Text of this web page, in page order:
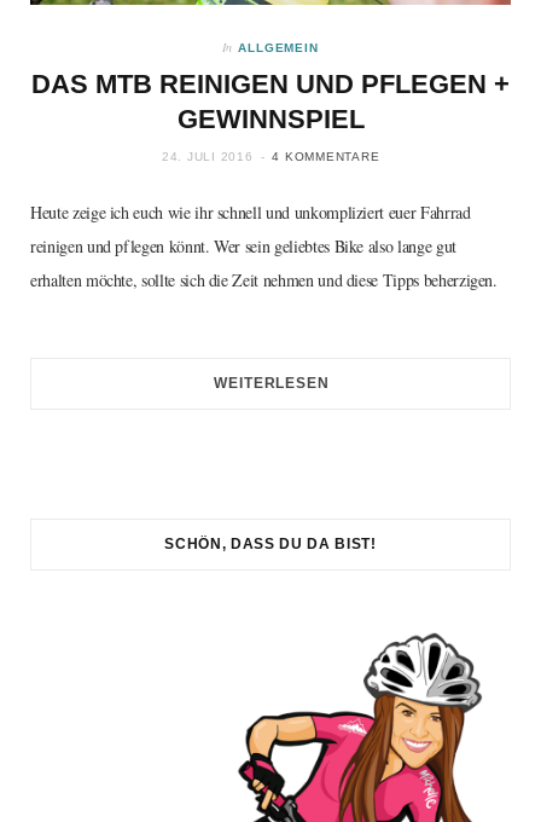
In ALLGEMEIN
DAS MTB REINIGEN UND PFLEGEN +
GEWINNSPIEL
24. JULI 2016 4 KOMMENTARE
Heute zeige ich euch wie ihr schnell und unkompliziert euer Fahrrad
reinigen und pflegen könnt. Wer sein geliebtes Bike also lange gut
erhalten möchte, sollte sich die Zeit nehmen und diese Tipps beherzigen.
WEITERLESEN
SCHÖN, DASS DU DA BIST!